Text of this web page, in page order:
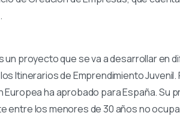
proyecto que se va a desarrollar en
Itinerarios de Emprendimiento
Europea ha aprobado para España.
entre los menores de 30 años no